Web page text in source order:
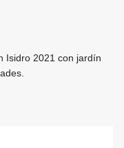
Isidro 2021 con jardín